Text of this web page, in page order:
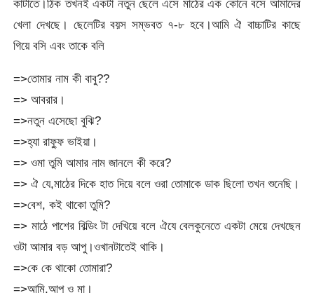
কাটাতে।ঠিক তখনই একটা নতুন ছেলে এসে মাঠের এক কোনে বসে আমাদের
খেলা দেখছে। ছেলেটির বয়স সম্ভবত ৭-৮ হবে।আমি ঐ বাচ্চাটির কাছে
গিয়ে বসি এবং তাকে বলি
=>তোমার নাম কী বাবু??
=> আবরার।
=>নতুন এসেছো বুঝি?
=>হ্যা রাফ্ফু ভাইয়া।
=> ওমা তুমি আমার নাম জানলে কী করে?
=> ঐ যে,মাঠের দিকে হাত দিয়ে বলে ওরা তোমাকে ডাক ছিলো তখন শুনেছি।
=>বেশ, কই থাকো তুমি?
=> মাঠে পাশের বিল্ডিং টা দেখিয়ে বলে ঐযে বেলকুনেতে একটা মেয়ে দেখছেন
ওটা আমার বড় আপু।ওখানটাতেই থাকি।
=>কে কে থাকো তোমারা?
=>আমি,আপু ও মা।